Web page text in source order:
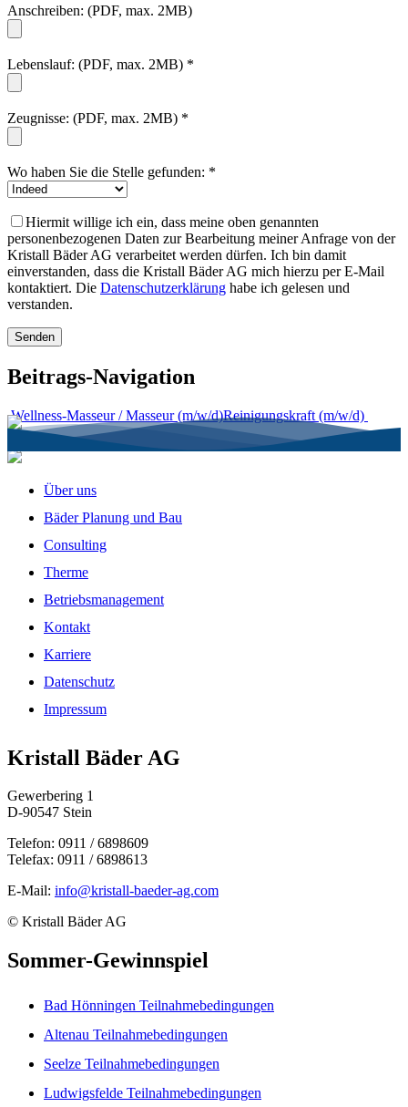
Anschreiben: (PDF, max. 2MB)
Lebenslauf: (PDF, max. 2MB) *
Zeugnisse: (PDF, max. 2MB) *
Wo haben Sie die Stelle gefunden: *
Hiermit willige ich ein, dass meine oben genannten
personenbezogenen Daten zur Bearbeitung meiner Anfrage von der
Kristall Bäder AG verarbeitet werden dürfen. Ich bin damit
einverstanden, dass die Kristall Bäder AG mich hierzu per E-Mail
kontaktiert. Die Datenschutzerklärung habe ich gelesen und
verstanden.
Beitrags-Navigation
Wellness-Masseur / Masseur (m/w/d)Reinigungskraft (m/w/d)
Über uns
Bäder Planung und Bau
Consulting
Therme
Betriebsmanagement
Kontakt
Karriere
Datenschutz
Impressum
Kristall Bäder AG
Gewerbering 1
D-90547 Stein
Telefon: 0911 / 6898609
Telefax: 0911 / 6898613
E-Mail: info@kristall-baeder-ag.com
© Kristall Bäder AG
Sommer-Gewinnspiel
Bad Hönningen Teilnahmebedingungen
Altenau Teilnahmebedingungen
Seelze Teilnahmebedingungen
Ludwigsfelde Teilnahmebedingungen